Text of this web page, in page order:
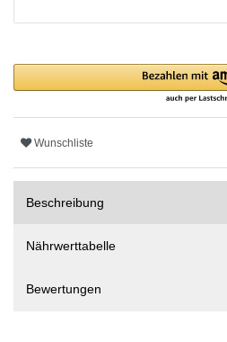
Wunschliste
Beschreibung
Nährwerttabelle
Bewertungen